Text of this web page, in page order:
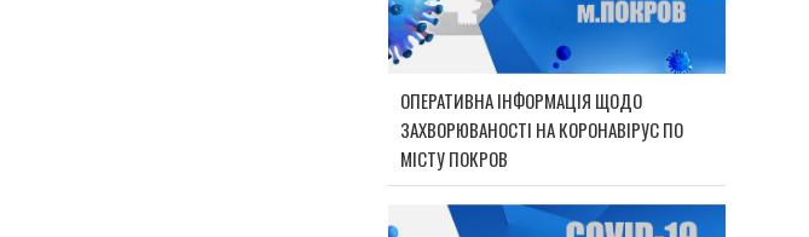
ОПЕРАТИВНА ІНФОРМАЦІЯ ЩОДО
ЗАХВОРЮВАНОСТІ НА КОРОНАВІРУС ПО
МІСТУ ПОКРОВ